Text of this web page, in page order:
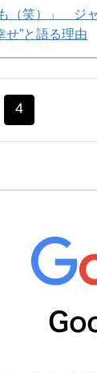
（笑）」 ジ
せ”と語る理由
4